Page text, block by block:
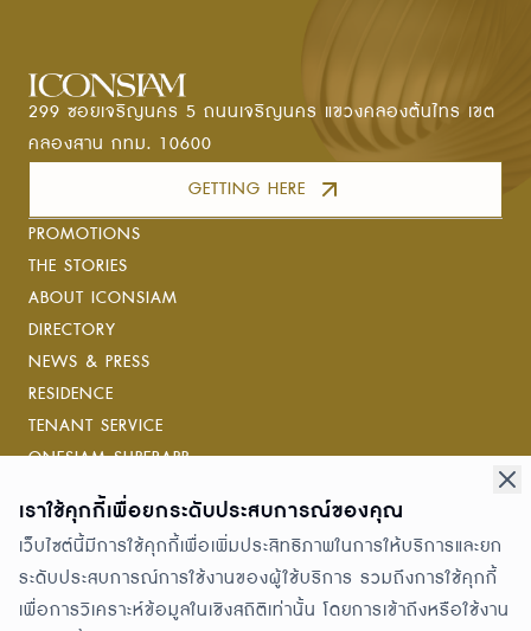
แก่ผู้หญิงยุคใหม่ในทุกโอกาส
299 ซอยเจริญนคร 5 ถนนเจริญนคร แขวงคลองต้นไทร เขต
คลองสาน กทม. 10600
GETTING HERE
PROMOTIONS
THE STORIES
ABOUT ICONSIAM
DIRECTORY
NEWS & PRESS
RESIDENCE
TENANT SERVICE
ONESIAM SUPERAPP
Connect with us
Awards
เราใช้คุกกี้เพื่อยกระดับประสบการณ์ของคุณ
เว็บไซต์นี้มีการใช้คุกกี้เพื่อเพิ่มประสิทธิภาพในการให้บริการและยก
ระดับประสบการณ์การใช้งานของผู้ใช้บริการ รวมถึงการใช้คุกกี้
เพื่อการวิเคราะห์ข้อมูลในเชิงสถิติเท่านั้น โดยการเข้าถึงหรือใช้งาน